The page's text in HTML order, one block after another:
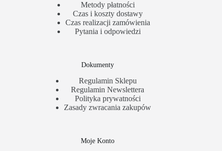
Metody płatności
Czas i koszty dostawy
Czas realizacji zamówienia
Pytania i odpowiedzi
Dokumenty
Regulamin Sklepu
Regulamin Newslettera
Polityka prywatności
Zasady zwracania zakupów
Moje Konto